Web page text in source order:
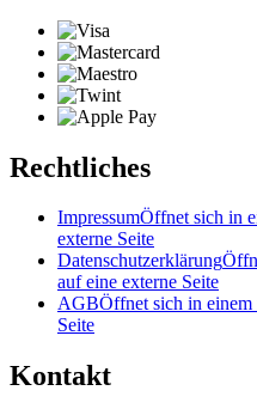
Rechtliches
ImpressumÖffnet sich in
externe Seite
Datenschutzerklärung
auf eine externe Seite
AGBÖffnet sich in einem
Seite
Kontakt